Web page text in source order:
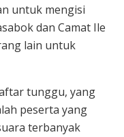
untuk mengisi
dan Camat Ile
lain untuk
tunggu, yang
peserta yang
terbanyak